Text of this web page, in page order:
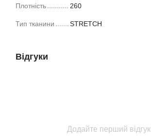
Плотність 260
Тип тканини STRETCH
Відгуки
Додайте перший відгук